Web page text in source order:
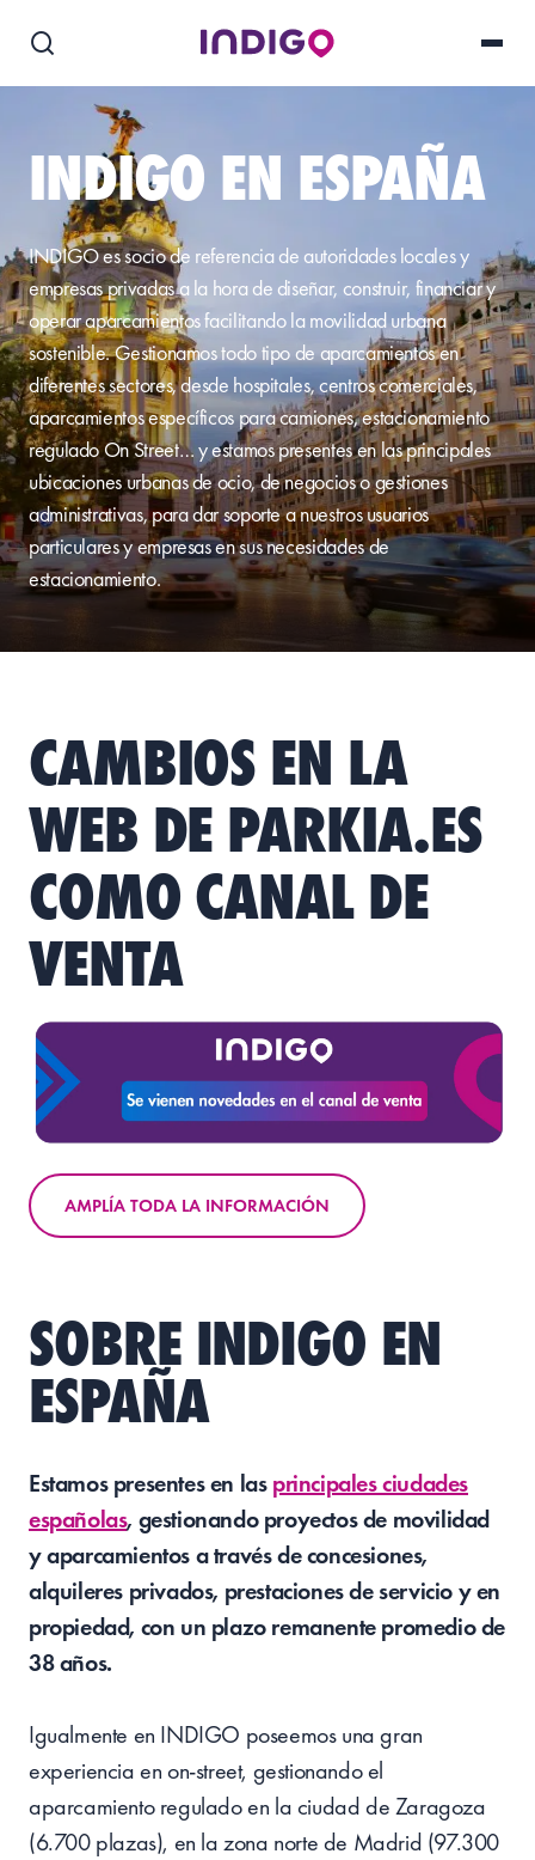
INDIGO EN ESPAÑA
INDIGO es socio de referencia de autoridades locales y
empresas privadas a la hora de diseñar, construir, financiar y
operar aparcamientos facilitando la movilidad urbana
sostenible. Gestionamos todo tipo de aparcamientos en
diferentes sectores, desde hospitales, centros comerciales,
aparcamientos específicos para camiones, estacionamiento
regulado On Street… y estamos presentes en las principales
ubicaciones urbanas de ocio, de negocios o gestiones
administrativas, para dar soporte a nuestros usuarios
particulares y empresas en sus necesidades de
estacionamiento.
CAMBIOS EN LA
WEB DE PARKIA.ES
COMO CANAL DE
VENTA
AMPLÍA TODA LA INFORMACIÓN
SOBRE INDIGO EN
ESPAÑA
Estamos presentes en lasprincipales ciudades
españolas, gestionando proyectos de movilidad
y aparcamientos a través de concesiones,
alquileres privados, prestaciones de servicio y en
propiedad, con un plazo remanente promedio de
38 años.
Igualmente en INDIGO poseemos una gran
experiencia en on-street, gestionando el
aparcamiento regulado en la ciudad de Zaragoza
(6.700 plazas), en la zona norte de Madrid (97.300